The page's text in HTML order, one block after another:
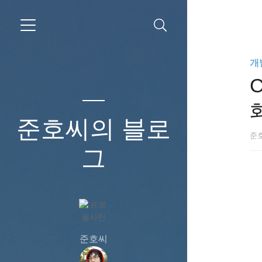
준호씨의 블로
그
준호씨
개
준